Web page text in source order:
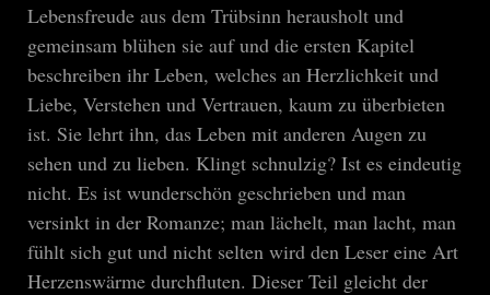
Lebensfreude aus dem Trübsinn herausholt und
gemeinsam blühen sie auf und die ersten Kapitel
beschreiben ihr Leben, welches an Herzlichkeit und
Liebe, Verstehen und Vertrauen, kaum zu überbieten
ist. Sie lehrt ihn, das Leben mit anderen Augen zu
sehen und zu lieben. Klingt schnulzig? Ist es eindeutig
nicht. Es ist wunderschön geschrieben und man
versinkt in der Romanze; man lächelt, man lacht, man
fühlt sich gut und nicht selten wird den Leser eine Art
Herzenswärme durchfluten. Dieser Teil gleicht der